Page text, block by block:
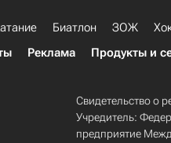
Биатлон ЗОЖ
Реклама Продукты и
Свидетельство о
Учредитель:
предприятие